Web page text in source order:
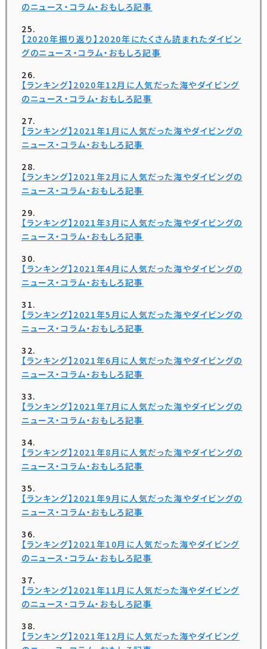
のニュース・コラム・おもしろ記事
【2020年振り返り】2020年にたくさん読まれたダイビン
グのニュース・コラム・おもしろ記事
【ランキング】2020年12月に人気だった海やダイビング
のニュース・コラム・おもしろ記事
【ランキング】2021年1月に人気だった海やダイビングの
ニュース・コラム・おもしろ記事
【ランキング】2021年2月に人気だった海やダイビングの
ニュース・コラム・おもしろ記事
【ランキング】2021年3月に人気だった海やダイビングの
ニュース・コラム・おもしろ記事
【ランキング】2021年4月に人気だった海やダイビングの
ニュース・コラム・おもしろ記事
【ランキング】2021年5月に人気だった海やダイビングの
ニュース・コラム・おもしろ記事
【ランキング】2021年6月に人気だった海やダイビングの
ニュース・コラム・おもしろ記事
【ランキング】2021年7月に人気だった海やダイビングの
ニュース・コラム・おもしろ記事
【ランキング】2021年8月に人気だった海やダイビングの
ニュース・コラム・おもしろ記事
【ランキング】2021年9月に人気だった海やダイビングの
ニュース・コラム・おもしろ記事
【ランキング】2021年10月に人気だった海やダイビング
のニュース・コラム・おもしろ記事
【ランキング】2021年11月に人気だった海やダイビング
のニュース・コラム・おもしろ記事
【ランキング】2021年12月に人気だった海やダイビング